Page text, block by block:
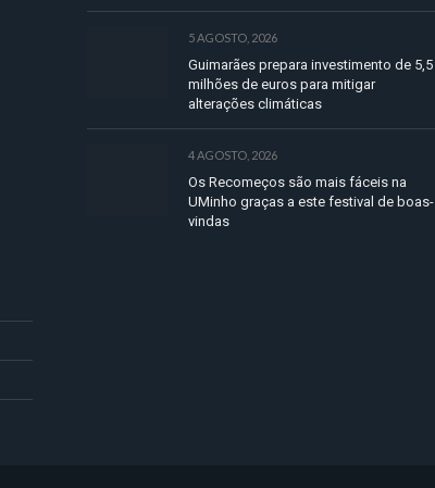
5 AGOSTO, 2026
Guimarães prepara investimento de 5,5
milhões de euros para mitigar
alterações climáticas
4 AGOSTO, 2026
Os Recomeços são mais fáceis na
UMinho graças a este festival de boas-
vindas